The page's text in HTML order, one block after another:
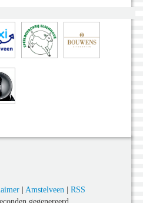
| Amstelveen| RSS